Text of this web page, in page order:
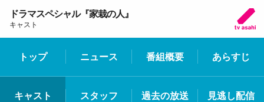
ドラマスペシャル『家栽の人』
キャスト
トップ ニュース 番組概要 あらすじ
キャスト スタッフ 過去の放送 見逃し配信